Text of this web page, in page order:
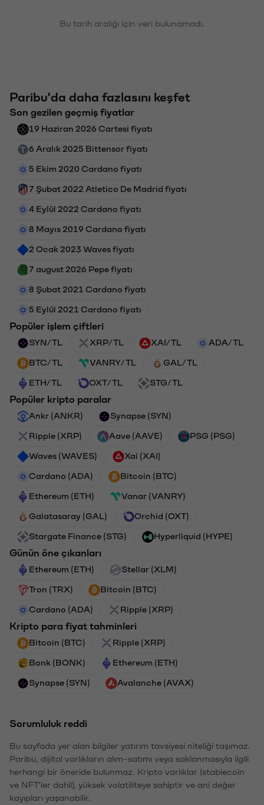
Bu tarih aralığı için veri bulunamadı.
Paribu'da daha fazlasını keşfet
Son gezilen geçmiş fiyatlar
19 Haziran 2026 Cartesi fiyatı
6 Aralık 2025 Bittensor fiyatı
5 Ekim 2020 Cardano fiyatı
7 Şubat 2022 Atletico De Madrid fiyatı
4 Eylül 2022 Cardano fiyatı
8 Mayıs 2019 Cardano fiyatı
2 Ocak 2023 Waves fiyatı
7 august 2026 Pepe fiyatı
8 Şubat 2021 Cardano fiyatı
5 Eylül 2021 Cardano fiyatı
Popüler işlem çiftleri
SYN/TL XRP/TL XAI/TL ADA/TL
BTC/TL VANRY/TL GAL/TL
ETH/TL OXT/TL STG/TL
Popüler kripto paralar
Ankr (ANKR) Synapse (SYN)
Ripple (XRP) Aave (AAVE) PSG (PSG)
Waves (WAVES) Xai (XAI)
Cardano (ADA) Bitcoin (BTC)
Ethereum (ETH) Vanar (VANRY)
Galatasaray (GAL) Orchid (OXT)
Stargate Finance (STG) Hyperliquid (HYPE)
Günün öne çıkanları
Ethereum (ETH) Stellar (XLM)
Tron (TRX) Bitcoin (BTC)
Cardano (ADA) Ripple (XRP)
Kripto para fiyat tahminleri
Bitcoin (BTC) Ripple (XRP)
Bonk (BONK) Ethereum (ETH)
Synapse (SYN) Avalanche (AVAX)
Sorumluluk reddi
Bu sayfada yer alan bilgiler yatırım tavsiyesi niteliği taşımaz.
Paribu, dijital varlıkların alım-satımı veya saklanmasıyla ilgili
herhangi bir öneride bulunmaz. Kripto varlıklar (stablecoin
ve NFT'ler dahil), yüksek volatiliteye sahiptir ve ani değer
kayıpları yaşanabilir.